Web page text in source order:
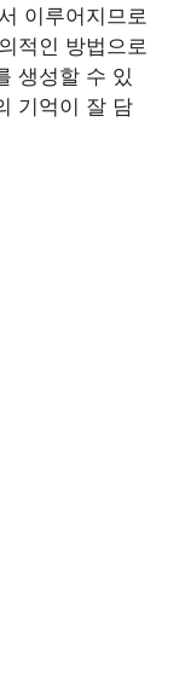
이루어지므로
적인 방법으로
생성할 수 있
기억이 잘 담